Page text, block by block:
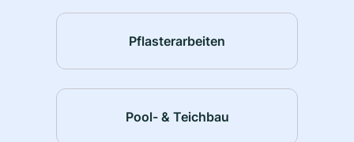
Pflasterarbeiten
Pool- & Teichbau